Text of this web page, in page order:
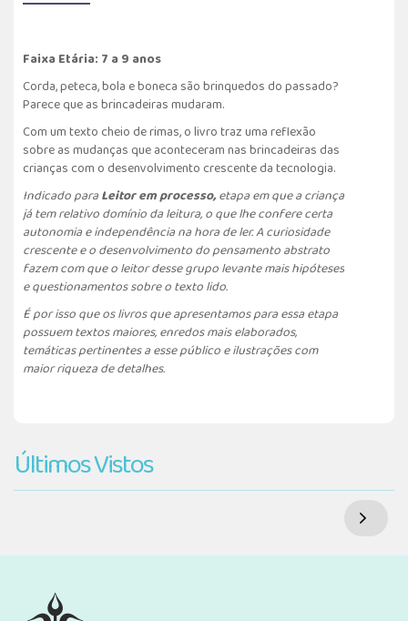
Faixa Etária: 7 a 9 anos
Corda, peteca, bola e boneca são brinquedos do passado?
Parece que as brincadeiras mudaram.
Com um texto cheio de rimas, o livro traz uma reflexão
sobre as mudanças que aconteceram nas brincadeiras das
crianças com o desenvolvimento crescente da tecnologia.
Indicado paraLeitor em processo,etapa em que a criança
já tem relativo domínio da leitura, o que lhe confere certa
autonomia e independência na hora de ler. A curiosidade
crescente e o desenvolvimento do pensamento abstrato
fazem com que o leitor desse grupo levante mais hipóteses
e questionamentos sobre o texto lido.
É por isso que os livros que apresentamos para essa etapa
possuem textos maiores, enredos mais elaborados,
temáticas pertinentes a esse público e ilustrações com
maior riqueza de detalhes.
Últimos Vistos